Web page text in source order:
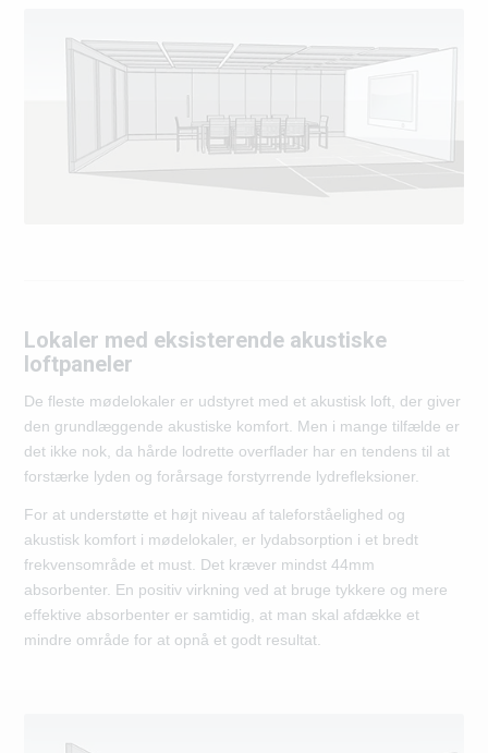
Lokaler med eksisterende akustiske
loftpaneler
De fleste mødelokaler er udstyret med et akustisk loft, der giver
den grundlæggende akustiske komfort. Men i mange tilfælde er
det ikke nok, da hårde lodrette overflader har en tendens til at
forstærke lyden og forårsage forstyrrende lydrefleksioner.
For at understøtte et højt niveau af taleforståelighed og
akustisk komfort i mødelokaler, er lydabsorption i et bredt
frekvensområde et must. Det kræver mindst 44mm
absorbenter. En positiv virkning ved at bruge tykkere og mere
effektive absorbenter er samtidig, at man skal afdække et
mindre område for at opnå et godt resultat.